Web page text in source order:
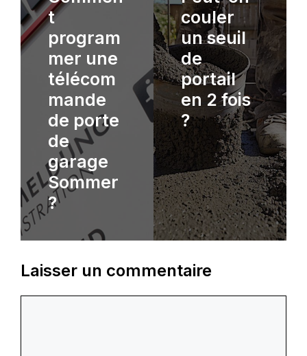
t
program
mer une
télécom
mande
de porte
de
garage
Sommer
?
couler
un seuil
de
portail
en 2 fois
?
Laisser un commentaire